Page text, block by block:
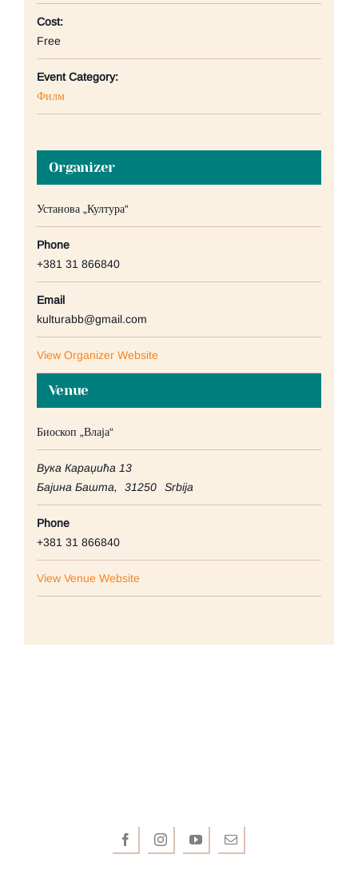
Cost:
Free
Event Category:
Филм
Venue
Биоскоп „Влаја“
Вука Караџића 13
Бајина Башта, 31250 Srbija
Phone
+381 31 866840
View Venue Website
Organizer
Установа „Култура“
Phone
+381 31 866840
Email
kulturabb@gmail.com
View Organizer Website